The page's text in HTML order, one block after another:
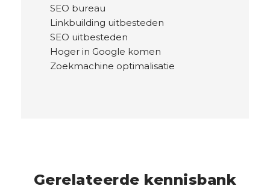
Gerelateerde kennisbank
SEO bureau
Linkbuilding uitbesteden
SEO uitbesteden
Hoger in Google komen
Zoekmachine optimalisatie